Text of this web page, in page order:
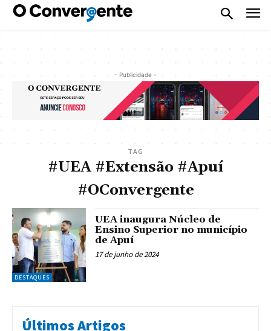
- Publicidade -
TAG
#UEA #Extensão #Apuí
#OConvergente
DESTAQUES
UEA inaugura Núcleo de
Ensino Superior no município
de Apuí
17 de junho de 2024
Últimos Artigos